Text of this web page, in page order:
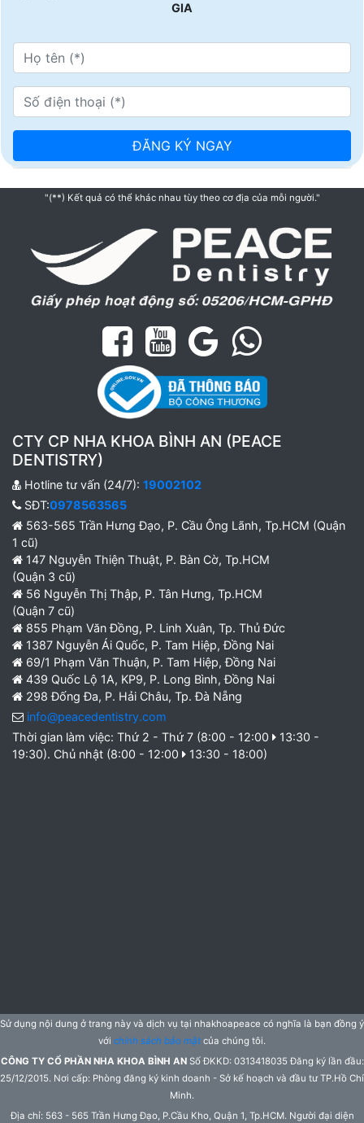
GIA
"(**) Kết quả có thể khác nhau tùy theo cơ địa của mỗi người."
CTY CP NHA KHOA BÌNH AN (PEACE
DENTISTRY)
Hotline tư vấn (24/7): 19002102
SĐT:0978563565
563-565 Trần Hưng Đạo, P. Cầu Ông Lãnh, Tp.HCM (Quận
1 cũ)
147 Nguyễn Thiện Thuật, P. Bàn Cờ, Tp.HCM
(Quận 3 cũ)
56 Nguyễn Thị Thập, P. Tân Hưng, Tp.HCM
(Quận 7 cũ)
855 Phạm Văn Đồng, P. Linh Xuân, Tp. Thủ Đức
1387 Nguyễn Ái Quốc, P. Tam Hiệp, Đồng Nai
69/1 Phạm Văn Thuận, P. Tam Hiệp, Đồng Nai
439 Quốc Lộ 1A, KP9, P. Long Bình, Đồng Nai
298 Đống Đa, P. Hải Châu, Tp. Đà Nẵng
info@peacedentistry.com
Thời gian làm việc: Thứ 2 - Thứ 7 (8:00 - 12:00
13:30 -
19:30). Chủ nhật (8:00 - 12:00
13:30 - 18:00)
Sử dụng nội dung ở trang này và dịch vụ tại nhakhoapeace có nghĩa là bạn đồng ý
với chính sách bảo mật của chúng tôi.
CÔNG TY CỔ PHẦN NHA KHOA BÌNH ANSố ĐKKD: 0313418035 Đăng ký lần đầu:
25/12/2015. Nơi cấp: Phòng đăng ký kinh doanh - Sở kế hoạch và đầu tư TP.Hồ Chí
Minh.
Địa chỉ: 563 - 565 Trần Hưng Đạo, P.Cầu Kho, Quận 1, Tp.HCM. Người đại diện